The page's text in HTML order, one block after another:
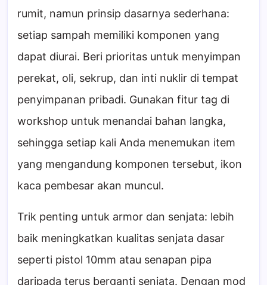
rumit, namun prinsip dasarnya sederhana:
setiap sampah memiliki komponen yang
dapat diurai. Beri prioritas untuk menyimpan
perekat, oli, sekrup, dan inti nuklir di tempat
penyimpanan pribadi. Gunakan fitur tag di
workshop untuk menandai bahan langka,
sehingga setiap kali Anda menemukan item
yang mengandung komponen tersebut, ikon
kaca pembesar akan muncul.
Trik penting untuk armor dan senjata: lebih
baik meningkatkan kualitas senjata dasar
seperti pistol 10mm atau senapan pipa
daripada terus berganti senjata. Dengan mod